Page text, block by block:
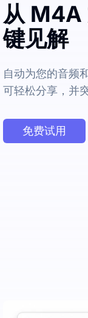
从 M4A
键见解
自动为您的音频
可轻松分享，并
免费试用